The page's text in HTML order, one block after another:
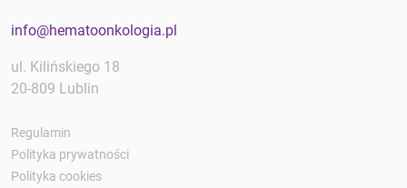
info@hematoonkologia.pl
ul. Kilińskiego 18
20-809 Lublin
Regulamin
Polityka prywatności
Polityka cookies